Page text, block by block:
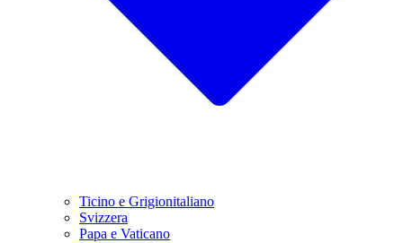
Ticino e Grigionitaliano
Svizzera
Papa e Vaticano